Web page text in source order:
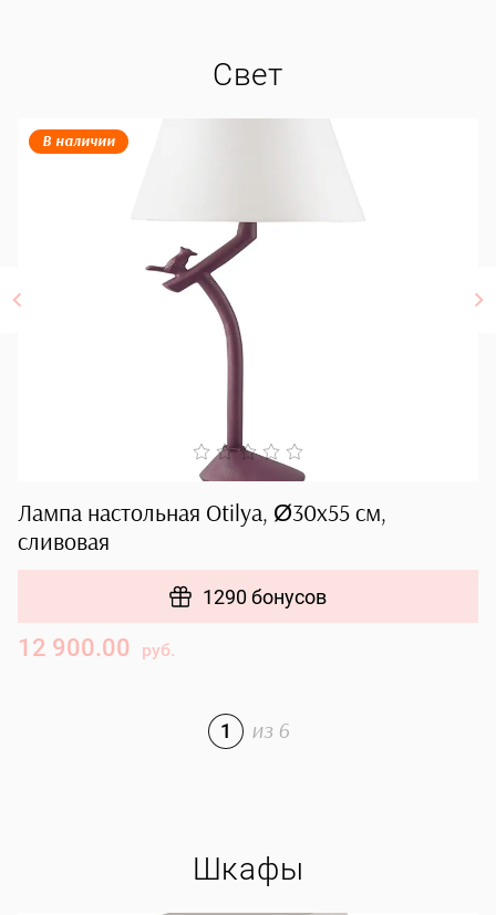
Свет
В наличии
Лампа настольная Otilya, Ø30х55 см,
сливовая
1290 бонусов
12 900.00 руб.
1 из 6
Шкафы